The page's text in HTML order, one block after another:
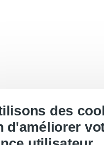
de son succès, il n'y a plus
des
d'améliorer